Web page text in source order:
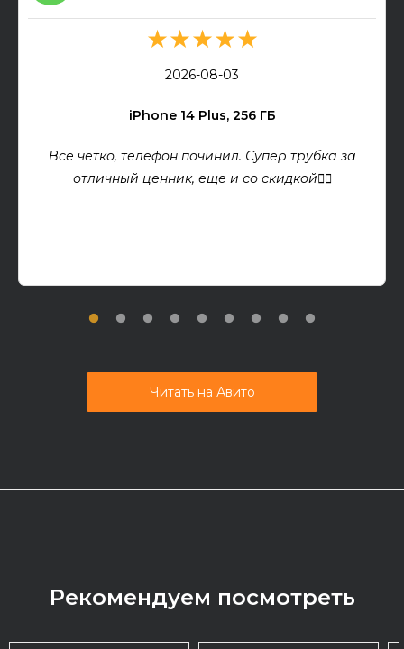
★★★★★
2026-08-03
iPhone 14 Plus, 256 ГБ
Все четко, телефон починил. Супер трубка за
отличный ценник, еще и со скидкой👍🏻
Читать на Авито
Рекомендуем посмотреть